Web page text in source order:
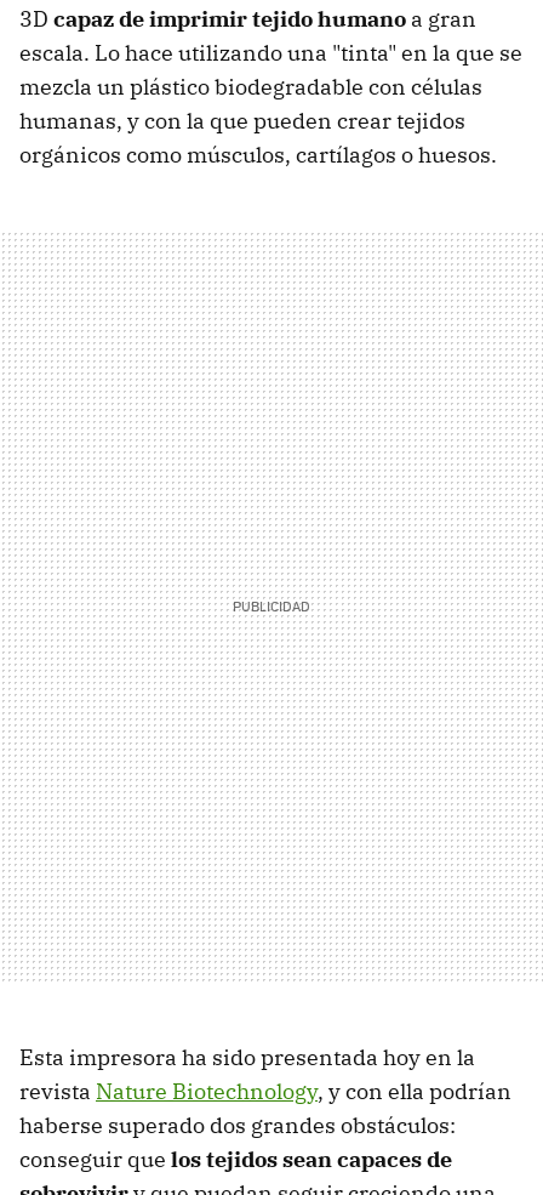
3D capaz de imprimir tejido humano a gran
escala. Lo hace utilizando una "tinta" en la que se
mezcla un plástico biodegradable con células
humanas, y con la que pueden crear tejidos
orgánicos como músculos, cartílagos o huesos.
Esta impresora ha sido presentada hoy en la
revista Nature Biotechnology, y con ella podrían
haberse superado dos grandes obstáculos:
conseguir que los tejidos sean capaces de